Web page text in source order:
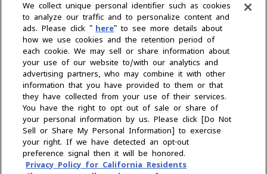
බෙදාහරින්නාගේ ස්ථානය
සහාය
අප ගැන
ජනාධිපතිගේ පණිවිඩය අපේ මෙහෙවර
ව්‍යාපාරික ප්‍රදේශ
තාක්ෂණය
සමාගම් පැතිකඩ CSR / පරිසරය
කලාපය තෝරන්න
We collect unique personal identifier such as cookies
to analyze our traffic and to personalize content and
ads. Please click " here" to see more details about
how we use cookies and the retention period of
each cookie. We may sell or share information about
your use of our website to/with our analytics and
advertising partners, who may combine it with other
information that you have provided to them or that
they have collected from your use of their services.
You have the right to opt out of sale or share of
your personal information by us. Please click [Do Not
Sell or Share My Personal Information] to exercise
your right. If we have detected an opt-out
preference signal then it will be honored.
Privacy Policy for California Residents